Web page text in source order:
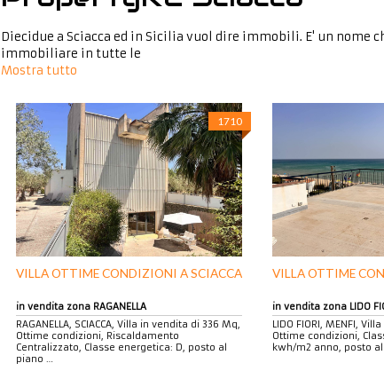
Diecidue a Sciacca ed in Sicilia vuol dire immobili. E' un nome
immobiliare in tutte le
Mostra tutto
1710
VILLA OTTIME CONDIZIONI A SCIACCA
in vendita zona RAGANELLA
RAGANELLA, SCIACCA, Villa in vendita di 336 Mq,
Ottime condizioni, Riscaldamento
Centralizzato, Classe energetica: D, posto al
piano …
VILLA OTTIME
in vendita zona LIDO
LIDO FIORI, MENFI,
Ottime condizioni,
kwh/m2 anno, posto al